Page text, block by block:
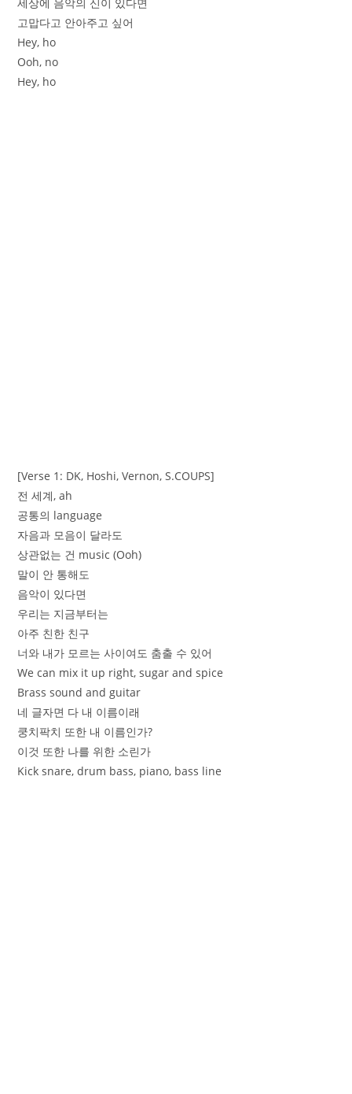
고맙다고 안아주고 싶어
Hey, ho
Ooh, no
Hey, ho
[Verse 1: DK, Hoshi, Vernon, S.COUPS]
전 세계, ah
공통의 language
자음과 모음이 달라도
상관없는 건 music (Ooh)
말이 안 통해도
음악이 있다면
우리는 지금부터는
아주 친한 친구
너와 내가 모르는 사이여도 춤출 수 있어
We can mix it up right, sugar and spice
Brass sound and guitar
네 글자면 다 내 이름이래
쿵치팍치 또한 내 이름인가?
이것 또한 나를 위한 소린가
Kick snare, drum bass, piano, bass line